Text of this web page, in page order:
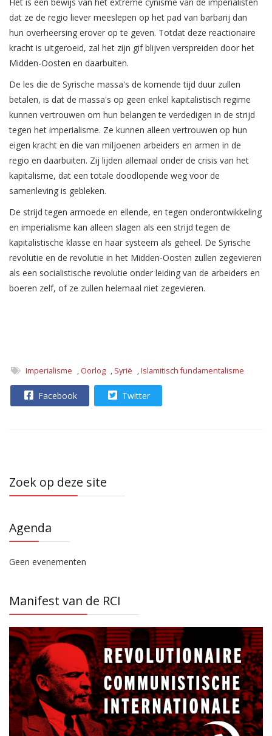
dat ze de regio liever meeslepen op het pad van barbarij dan
hun overheersing erover op te geven. Totdat deze reactionaire
kracht is uitgeroeid, zal het zijn gif blijven verspreiden door het
Midden-Oosten en daarbuiten.
De les die de Syrische massa's de komende tijd duur zullen
betalen, is dat de massa's op geen enkel kapitalistisch regime
kunnen vertrouwen om hun belangen te verdedigen in de strijd
tegen het imperialisme. Ze kunnen alleen vertrouwen op hun
eigen kracht en die van miljoenen arbeiders en armen in de
regio en daarbuiten. Zij lijden allemaal onder de crisis van het
kapitalisme, dat een totale doodlopende weg voor de
samenleving is gebleken.
De strijd tegen armoede en ellende, en tegen onderontwikkeling
en imperialisme kan alleen slagen als een strijd tegen de
kapitalistische klasse en haar systeem als geheel. De Syrische
revolutie en de revolutie in het Midden-Oosten zullen zegevieren
als een socialistische revolutie onder leiding van de arbeiders en
boeren zelf, of ze zullen helemaal niet zegevieren.
Imperialisme , Oorlog , Syrië ,Islamitisch fundamentalisme
Facebook Twitter
Zoek op deze site
Agenda
Geen evenementen
Manifest van de RCI